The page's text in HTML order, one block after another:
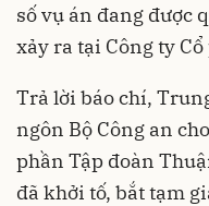
số vụ án đang được
xảy ra tại Công ty
Trả lời báo chí,
ngôn Bộ Công an
phần Tập đoàn
đã khởi tố, bắt tạm